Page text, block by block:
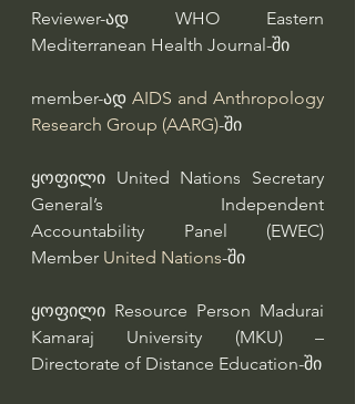
Reviewer-ად WHO Eastern
Mediterranean Health Journal-ში
member-ად AIDS and Anthropology
Research Group (AARG)-ში
ყოფილი United Nations Secretary
General’s Independent
Accountability Panel (EWEC)
Member United Nations-ში
ყოფილი Resource Person Madurai
Kamaraj University (MKU) –
Directorate of Distance Education-ში